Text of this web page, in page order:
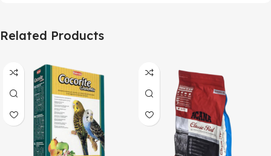
Related Products